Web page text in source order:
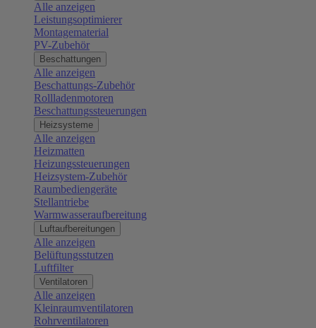
Alle anzeigen
Leistungsoptimierer
Montagematerial
PV-Zubehör
Beschattungen
Alle anzeigen
Beschattungs-Zubehör
Rollladenmotoren
Beschattungssteuerungen
Heizsysteme
Alle anzeigen
Heizmatten
Heizungssteuerungen
Heizsystem-Zubehör
Raumbediengeräte
Stellantriebe
Warmwasseraufbereitung
Luftaufbereitungen
Alle anzeigen
Belüftungsstutzen
Luftfilter
Ventilatoren
Alle anzeigen
Kleinraumventilatoren
Rohrventilatoren